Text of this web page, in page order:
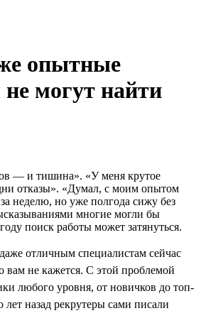
опытные
могут найти
― и тишина». «У меня крутое
отказы». «Думал, с моим опытом
неделю, но уже полгода сижу без
многие могли бы
поиск работы может затянуться.
отличным специалистам сейчас
вам не кажется. C этой проблемой
любого уровня, от новичков до топ-
назад рекрутеры сами писали